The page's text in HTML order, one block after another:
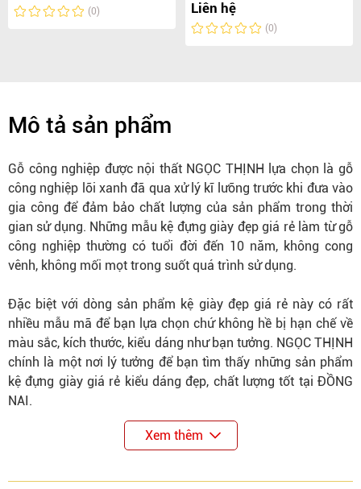
(0) Liên hệ
(0)
Mô tả sản phẩm
Gỗ công nghiệp được nội thất NGỌC THỊNH lựa chọn là gỗ
công nghiệp lõi xanh đã qua xử lý kĩ lưỡng trước khi đưa vào
gia công để đảm bảo chất lượng của sản phẩm trong thời
gian sử dụng. Những mẫu kệ đựng giày đẹp giá rẻ làm từ gỗ
công nghiệp thường có tuổi đời đến 10 năm, không cong
vênh, không mối mọt trong suốt quá trình sử dụng.
Đặc biệt với dòng sản phẩm kệ giày đẹp giá rẻ này có rất
nhiều mẫu mã để bạn lựa chọn chứ không hề bị hạn chế về
màu sắc, kích thước, kiểu dáng như bạn tưởng. NGỌC THỊNH
chính là một nơi lý tưởng để bạn tìm thấy những sản phẩm
kệ đựng giày giá rẻ kiểu dáng đẹp, chất lượng tốt tại ĐỒNG
NAI.
Xem thêm